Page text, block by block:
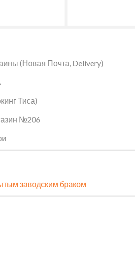
(Новая Почта, Delivery)
Тиса)
№206
заводским браком